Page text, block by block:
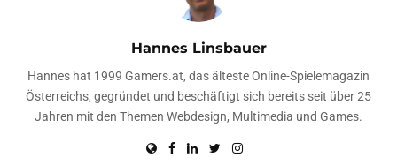
Hannes Linsbauer
Hannes hat 1999 Gamers.at, das älteste Online-Spielemagazin
Österreichs, gegründet und beschäftigt sich bereits seit über 25
Jahren mit den Themen Webdesign, Multimedia und Games.